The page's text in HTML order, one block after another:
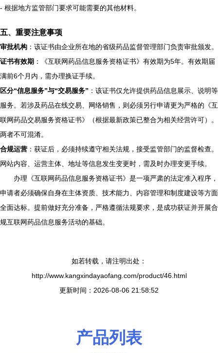
- 根据地方监管部门要求可能需要的其他材料。
五、重要注意事项
审批机构 ：该证书由企业所在地的省级药品监督管理部门负责审批颁发。
证书有效期 ：《互联网药品信息服务资格证书》有效期为5年。有效期届
满前6个月内，需办理换证手续。
区分“信息服务”与“交易服务” ：该证书仅允许提供药品信息展示、说明等
服务。若涉及药品在线交易、网络销售，则必须另行申请更为严格的《互
联网药品交易服务资格证书》（根据最新政策已整合为相关经营许可）。
两者不可混淆。
合规运营 ：获证后，必须持续遵守相关法规，接受监管部门的监督检查。
网站内容、运营主体、地址等信息发生变更时，需及时办理变更手续。
办理《互联网药品信息服务资格证书》是一项严肃的法定准入程序，
申请者必须确保自身在主体资质、技术能力、内容管理和制度建设等方面
全面达标。提前做好充分准备，严格遵循法规要求，是成功获证并开展合
规互联网药品信息服务活动的基础。
如若转载，请注明出处：
http://www.kangxindayaofang.com/product/46.html
更新时间：2026-08-06 21:58:52
产品列表